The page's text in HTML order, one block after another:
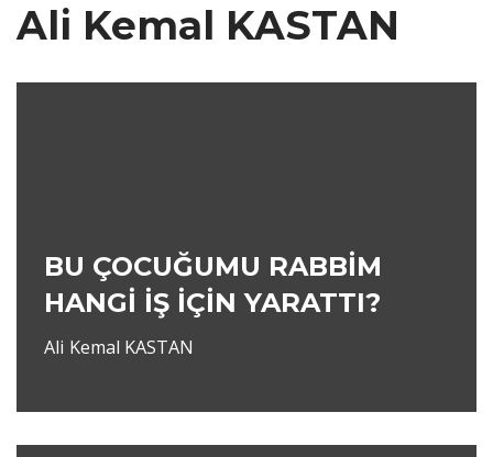
Ali Kemal KASTAN
BU ÇOCUĞUMU RABBİM
HANGİ İŞ İÇİN YARATTI?
Ali Kemal KASTAN